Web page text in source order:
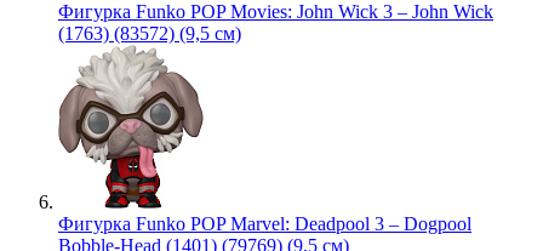
Фигурка Funko POP Movies: John Wick 3 – John Wick
(1763) (83572) (9,5 см)
Фигурка Funko POP Marvel: Deadpool 3 – Dogpool
Bobble-Head (1401) (79769) (9,5 см)